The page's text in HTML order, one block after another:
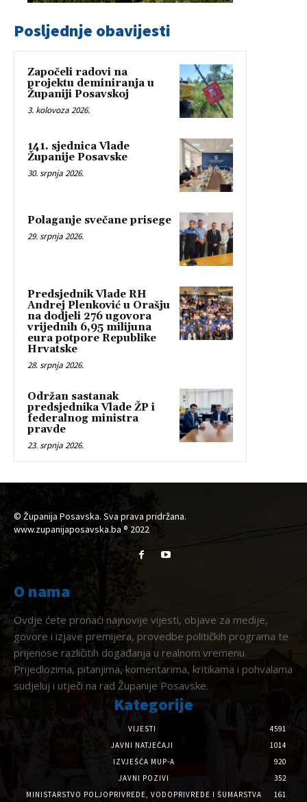
Posljednje obavijesti
Započeli radovi na
projektu deminiranja u
Županiji Posavskoj
3. kolovoza 2026.
141. sjednica Vlade
Županije Posavske
30. srpnja 2026.
Polaganje svečane prisege
29. srpnja 2026.
Predsjednik Vlade RH
Andrej Plenković u Orašju
na dodjeli 276 ugovora
vrijednih 6,95 milijuna
eura potpore Republike
Hrvatske
28. srpnja 2026.
Održan sastanak
predsjednika Vlade ŽP i
federalnog ministra
pravde
23. srpnja 2026.
© Županija Posavska. Sva prava pridržana.
www.zupanijaposavska.ba ® 2022
O nama
Ovdje ćete pronaći najnovije vijesti, objave za medije,
govore i izjave premijera, provedbe političkih programa te
prijenose različitih događanja u realnom vremenu.
Prijedlozima, pitanjima, komentarima, kritikama i pohvalama
sudjeluj i utječi na rad Županije Posavske.
Kategorije
VIJESTI
4591
JAVNI NATJEČAJI
1014
IZVJEŠĆA MUP-A
920
JAVNI POZIVI
352
MINISTARSTVO POLJOPRIVREDE, VODOPRIVREDE I ŠUMARSTVA
161